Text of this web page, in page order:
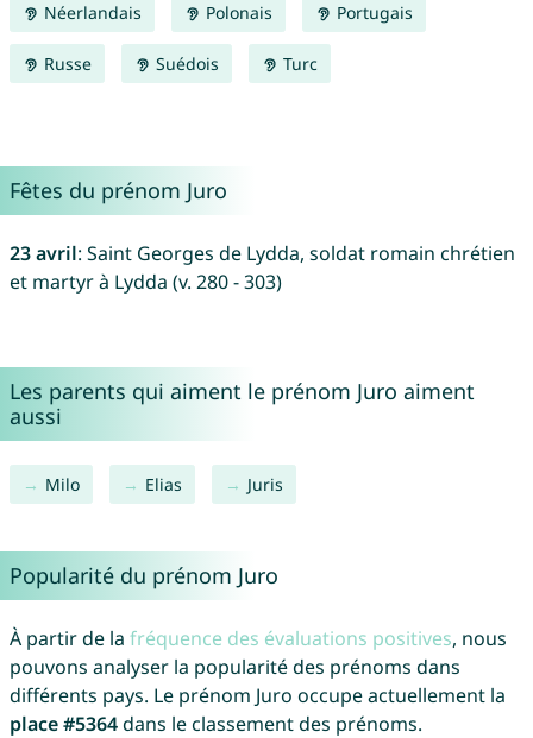
Néerlandais Polonais Portugais
Russe Suédois Turc
Fêtes du prénom Juro
23 avril: Saint Georges de Lydda, soldat romain chrétien
et martyr à Lydda (v. 280 - 303)
Les parents qui aiment le prénom Juro aiment
aussi
Milo Elias Juris
Popularité du prénom Juro
À partir de la fréquence des évaluations positives, nous
pouvons analyser la popularité des prénoms dans
différents pays. Le prénom Juro occupe actuellement la
place #5364dans le classement des prénoms.